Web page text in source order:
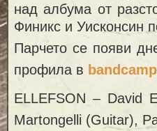
над албума от
Финикс и Уисконсин
Парчето се появи
профила в bandcamp
ELLEFSON – David
Martongelli (Guitar),